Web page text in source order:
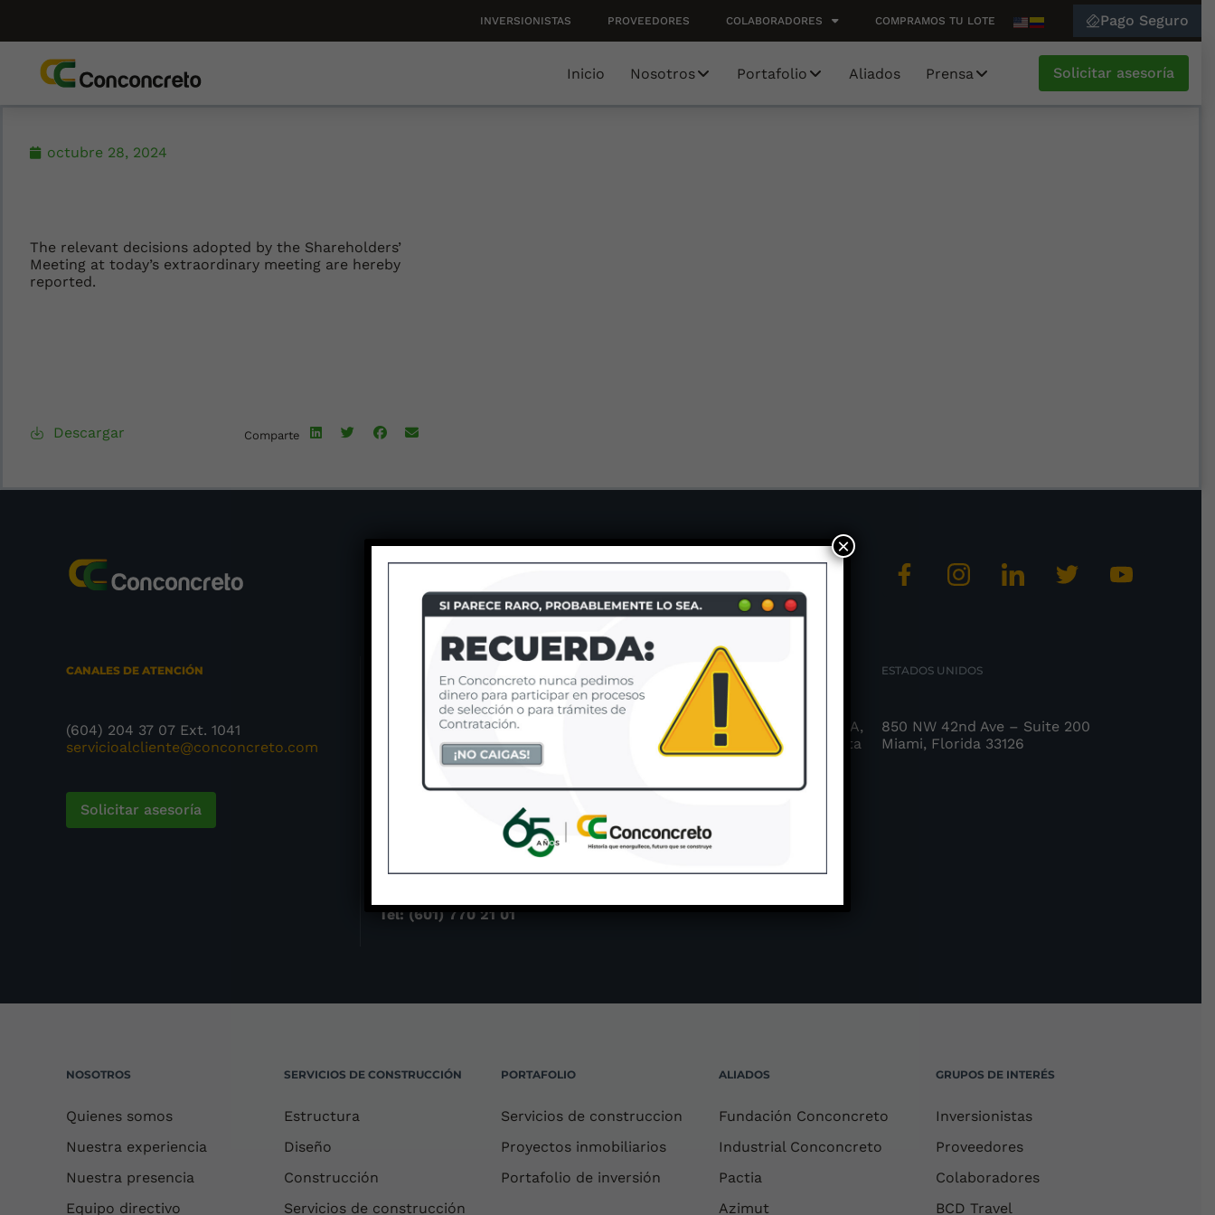
INVERSIONISTAS PROVEEDORES COLABORADORES COMPRAMOS TU LOTE Pago Seguro
Inicio Nosotros Portafolio Aliados Prensa Solicitar asesoría
octubre 28, 2024
The relevant decisions adopted by the Shareholders’
Meeting at today’s extraordinary meeting are hereby
reported.
Descargar Comparte
CANALES DE ATENCIÓN
(604) 204 37 07 Ext. 1041
servicioalcliente@conconcreto.com
Solicitar asesoría
Carrera 43A No. 18 Sur-135
4to piso Sao Paulo Plaza
Tel: (604) 204 37 07
Hacienda Santa Bárbara,
Tel: (601) 770 21 01
Torre de Las Americas, Torre A,
piso #1, Oficina Rworks, Punta
Pacifica, calle Isaac Honono
Tel(507) 265 86 80
ESTADOS UNIDOS
850 NW 42nd Ave – Suite 200
Miami, Florida 33126
NOSOTROS
Quienes somos
Nuestra experiencia
Nuestra presencia
Equipo directivo
SERVICIOS DE CONSTRUCCIÓN
Estructura
Diseño
Construcción
Servicios de construcción
PORTAFOLIO
Servicios de construccion
Proyectos inmobiliarios
Portafolio de inversión
ALIADOS
Fundación Conconcreto
Industrial Conconcreto
Pactia
Azimut
GRUPOS DE INTERÉS
Inversionistas
Proveedores
Colaboradores
BCD Travel
×